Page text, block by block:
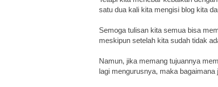
satu dua kali kita mengisi blog kita
Semoga tulisan kita semua bisa
meskipun setelah kita sudah tidak
Namun, jika memang tujuannya
lagi mengurusnya, maka